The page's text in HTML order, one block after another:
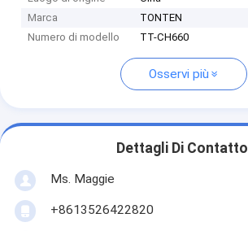
Marca
TONTEN
Numero di modello
TT-CH660
Osservi più
Dettagli Di Contatto
Ms. Maggie
+8613526422820